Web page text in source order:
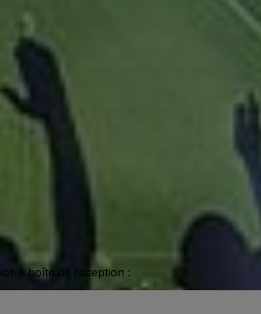
boîte de réception :